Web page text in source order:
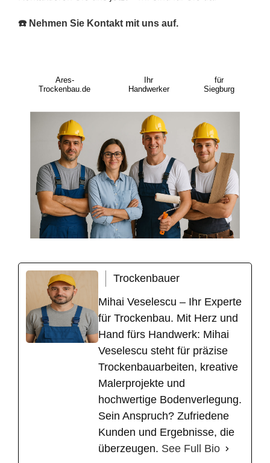
☎️ Nehmen Sie Kontakt mit uns auf.
Ares-
Trockenbau.de
Ihr
Handwerker
für
Siegburg
Trockenbauer
Mihai Veselescu – Ihr Experte
für Trockenbau. Mit Herz und
Hand fürs Handwerk: Mihai
Veselescu steht für präzise
Trockenbauarbeiten, kreative
Malerprojekte und
hochwertige Bodenverlegung.
Sein Anspruch? Zufriedene
Kunden und Ergebnisse, die
überzeugen. See Full Bio